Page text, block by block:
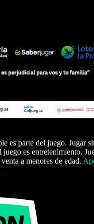
es parte del juego. Jugar
es entretenimiento.
a menores de edad.